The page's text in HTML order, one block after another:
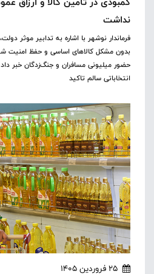
نداشت
فرماندار نوشهر با اشاره به تدابیر موثر
بدون مشکل کالاهای اساسی و حفظ امنیت
حضور میلیونی مسافران و جنگ‌زدگان خبر داد
انتخاباتی سالم تاکید
25 فروردین 1405